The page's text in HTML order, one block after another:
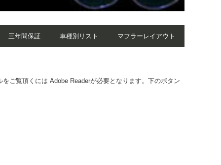
三年間保証 車種別リスト マフラーレイアウト
ご覧頂くには Adobe Readerが必要となります。下のボタン